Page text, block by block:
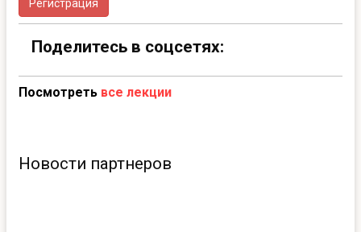
Регистрация
Поделитесь в соцсетях:
Посмотреть все лекции
Новости партнеров